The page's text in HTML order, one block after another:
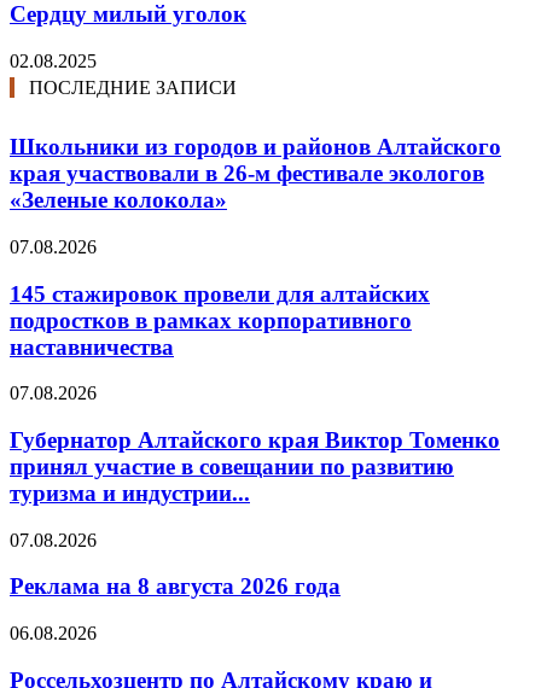
Сердцу милый уголок
02.08.2025
ПОСЛЕДНИЕ ЗАПИСИ
Школьники из городов и районов Алтайского
края участвовали в 26-м фестивале экологов
«Зеленые колокола»
07.08.2026
145 стажировок провели для алтайских
подростков в рамках корпоративного
наставничества
07.08.2026
Губернатор Алтайского края Виктор Томенко
принял участие в совещании по развитию
туризма и индустрии...
07.08.2026
Реклама на 8 августа 2026 года
06.08.2026
Россельхозцентр по Алтайскому краю и